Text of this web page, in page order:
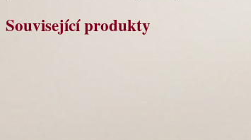
Související produkty